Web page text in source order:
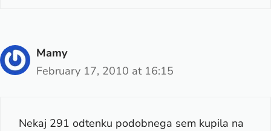
Mamy
February 17, 2010 at 16:15
Nekaj 291 odtenku podobnega sem kupila na